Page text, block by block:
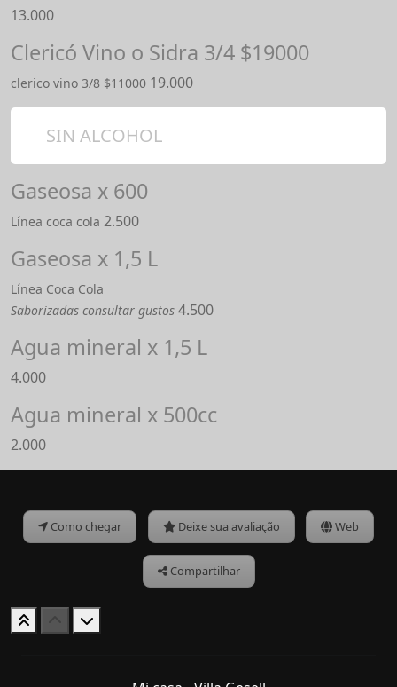
13.000
Clericó Vino o Sidra 3/4 $19000
clerico vino 3/8 $11000 19.000
SIN ALCOHOL
Gaseosa x 600
Línea coca cola 2.500
Gaseosa x 1,5 L
Línea Coca Cola
Saborizadas consultar gustos 4.500
Agua mineral x 1,5 L
4.000
Agua mineral x 500cc
2.000
Como chegar Deixe sua avaliação Web
Compartilhar